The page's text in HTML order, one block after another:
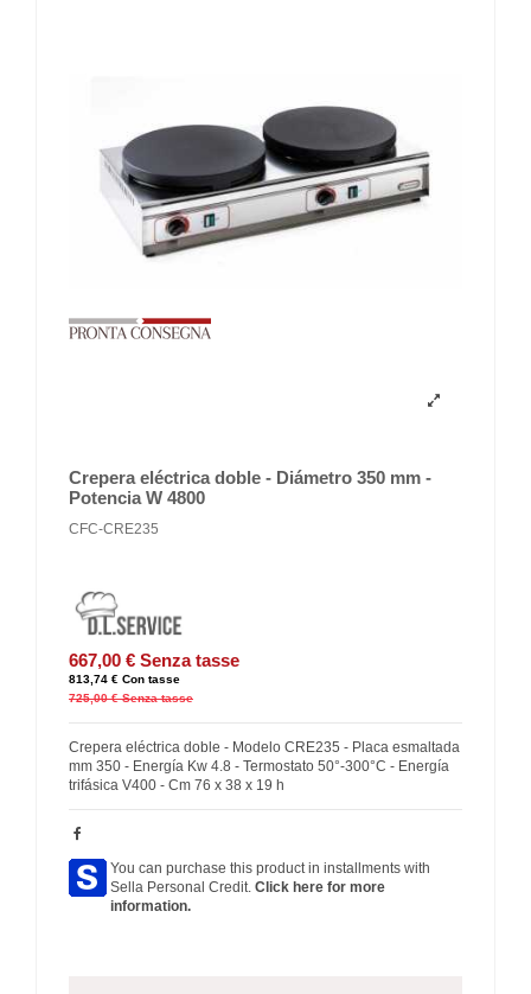
Crepera eléctrica doble - Diámetro 350 mm -
Potencia W 4800
CFC-CRE235
667,00 € Senza tasse
813,74 € Con tasse
725,00 € Senza tasse
Crepera eléctrica doble - Modelo CRE235 - Placa esmaltada
mm 350 - Energía Kw 4.8 - Termostato 50°-300°C - Energía
trifásica V400 - Cm 76 x 38 x 19 h
You can purchase this product in installments with
Sella Personal Credit. Click here for more
information.